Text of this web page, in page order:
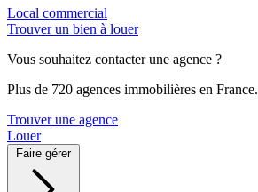
Local commercial
Trouver un bien à louer
Vous souhaitez contacter une agence ?
Plus de 720 agences immobilières en France.
Trouver une agence
Louer
Faire gérer